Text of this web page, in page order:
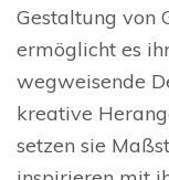
Gestaltung von
ermöglicht es
wegweisende
kreative
setzen sie